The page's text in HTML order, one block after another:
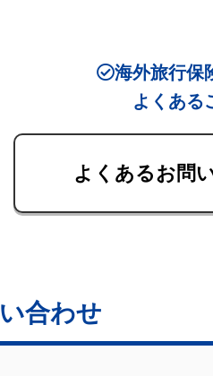
海外旅行保
よくある
よくあるお問
合わせ